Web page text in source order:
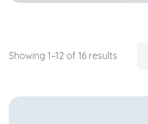
Showing 1–12 of 16 results